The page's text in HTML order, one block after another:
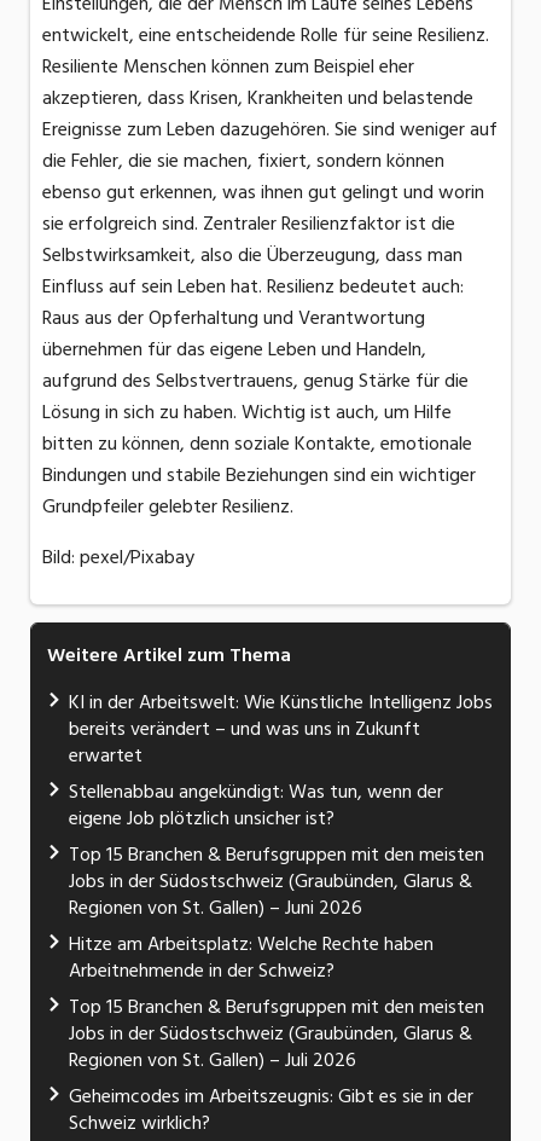
entwickelt, eine entscheidende Rolle für seine Resilienz.
Resiliente Menschen können zum Beispiel eher
akzeptieren, dass Krisen, Krankheiten und belastende
Ereignisse zum Leben dazugehören. Sie sind weniger auf
die Fehler, die sie machen, fixiert, sondern können
ebenso gut erkennen, was ihnen gut gelingt und worin
sie erfolgreich sind. Zentraler Resilienzfaktor ist die
Selbstwirksamkeit, also die Überzeugung, dass man
Einfluss auf sein Leben hat. Resilienz bedeutet auch:
Raus aus der Opferhaltung und Verantwortung
übernehmen für das eigene Leben und Handeln,
aufgrund des Selbstvertrauens, genug Stärke für die
Lösung in sich zu haben. Wichtig ist auch, um Hilfe
bitten zu können, denn soziale Kontakte, emotionale
Bindungen und stabile Beziehungen sind ein wichtiger
Grundpfeiler gelebter Resilienz.
Bild: pexel/Pixabay
Weitere Artikel zum Thema
KI in der Arbeitswelt: Wie Künstliche Intelligenz Jobs
bereits verändert – und was uns in Zukunft
erwartet
Stellenabbau angekündigt: Was tun, wenn der
eigene Job plötzlich unsicher ist?
Top 15 Branchen & Berufsgruppen mit den meisten
Jobs in der Südostschweiz (Graubünden, Glarus &
Regionen von St. Gallen) – Juni 2026
Hitze am Arbeitsplatz: Welche Rechte haben
Arbeitnehmende in der Schweiz?
Top 15 Branchen & Berufsgruppen mit den meisten
Jobs in der Südostschweiz (Graubünden, Glarus &
Regionen von St. Gallen) – Juli 2026
Geheimcodes im Arbeitszeugnis: Gibt es sie in der
Schweiz wirklich?